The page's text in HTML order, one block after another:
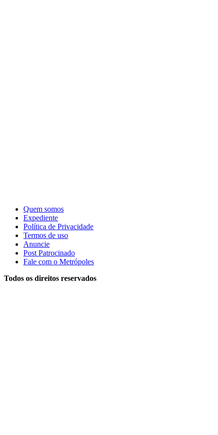
Quem somos
Expediente
Política de Privacidade
Termos de uso
Anuncie
Post Patrocinado
Fale com o Metrópoles
Todos os direitos reservados